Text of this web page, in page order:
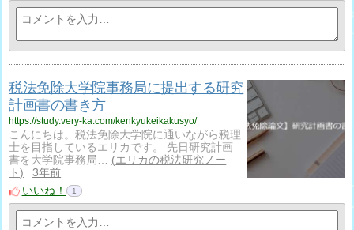
税法免除大学院事務局に提出する研究
計画書の書き方
https://study.very-ka.com/kenkyukeikakusyo/
こんにちは。税法免除大学院に通いながら税理
士を目指しているエリカです。 先日研究計画
書を大学院事務局…
エリカの税法研究ノー
ト
3年前
いいね！
1